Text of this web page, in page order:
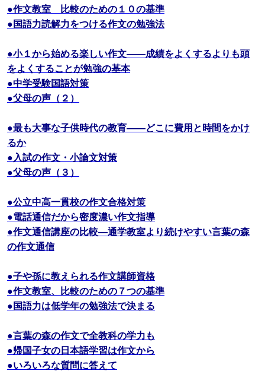
●作文教室 比較のための１０の基準
●国語力読解力をつける作文の勉強法
●小１から始める楽しい作文――成績をよくするよりも頭
をよくすることが勉強の基本
●中学受験国語対策
●父母の声（２）
●最も大事な子供時代の教育――どこに費用と時間をかけ
るか
●入試の作文・小論文対策
●父母の声（３）
●公立中高一貫校の作文合格対策
●電話通信だから密度濃い作文指導
●作文通信講座の比較―通学教室より続けやすい言葉の森
の作文通信
●子や孫に教えられる作文講師資格
●作文教室、比較のための７つの基準
●国語力は低学年の勉強法で決まる
●言葉の森の作文で全教科の学力も
●帰国子女の日本語学習は作文から
●いろいろな質問に答えて